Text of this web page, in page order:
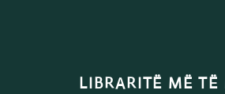
LIBRARITË MË